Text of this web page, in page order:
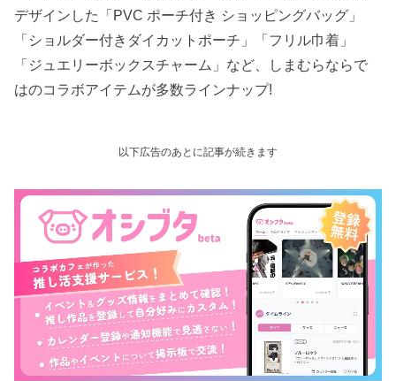
デザインした「PVC ポーチ付き ショッピングバッグ」
「ショルダー付きダイカットポーチ」「フリル巾着」
「ジュエリーボックスチャーム」など、しまむらならで
はのコラボアイテムが多数ラインナップ!
以下広告のあとに記事が続きます